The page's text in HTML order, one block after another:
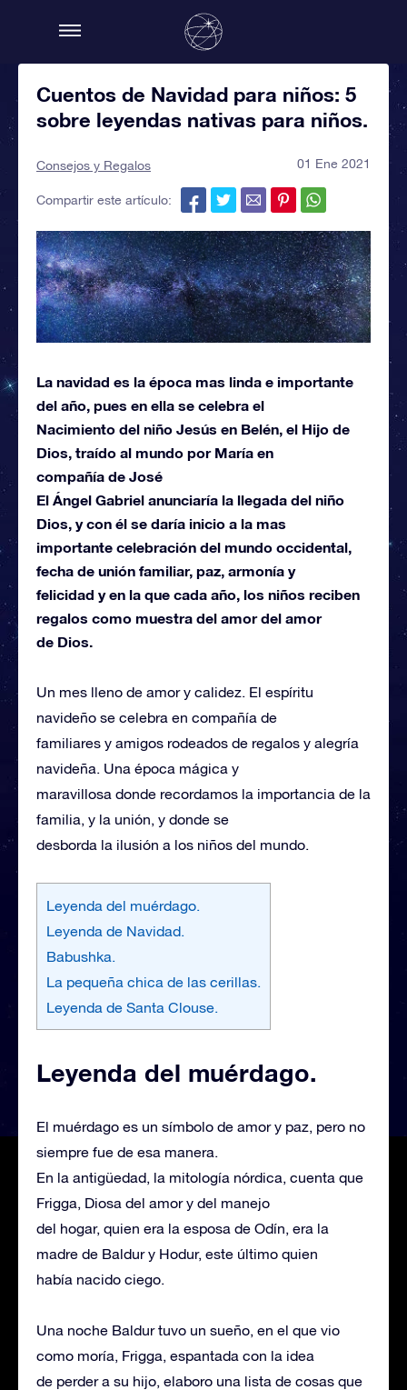
Cuentos de Navidad para niños: 5
sobre leyendas nativas para niños.
Consejos y Regalos 01 Ene 2021
Compartir este artículo:
La navidad es la época mas linda e importante
del año, pues en ella se celebra el
Nacimiento del niño Jesús en Belén, el Hijo de
Dios, traído al mundo por María en
compañía de José
El Ángel Gabriel anunciaría la llegada del niño
Dios, y con él se daría inicio a la mas
importante celebración del mundo occidental,
fecha de unión familiar, paz, armonía y
felicidad y en la que cada año, los niños reciben
regalos como muestra del amor del amor
de Dios.
Un mes lleno de amor y calidez. El espíritu
navideño se celebra en compañía de
familiares y amigos rodeados de regalos y alegría
navideña. Una época mágica y
maravillosa donde recordamos la importancia de la
familia, y la unión, y donde se
desborda la ilusión a los niños del mundo.
Leyenda del muérdago.
Leyenda de Navidad.
Babushka.
La pequeña chica de las cerillas.
Leyenda de Santa Clouse.
Leyenda del muérdago.
El muérdago es un símbolo de amor y paz, pero no
siempre fue de esa manera.
En la antigüedad, la mitología nórdica, cuenta que
Frigga, Diosa del amor y del manejo
del hogar, quien era la esposa de Odín, era la
madre de Baldur y Hodur, este último quien
había nacido ciego.
Una noche Baldur tuvo un sueño, en el que vio
como moría, Frigga, espantada con la idea
de perder a su hijo, elaboro una lista de cosas que